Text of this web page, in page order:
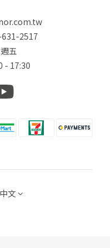
2517
五
- 17:30
文